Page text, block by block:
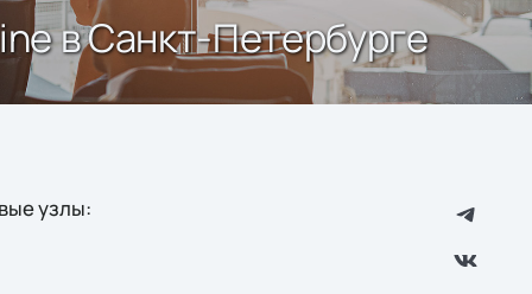
в Санкт-Петербурге
узлы: